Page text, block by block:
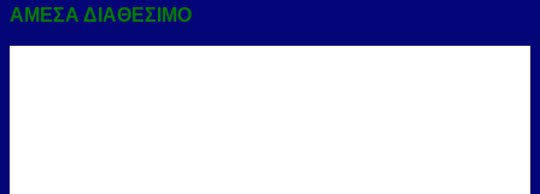
ΑΜΕΣΑ ΔΙΑΘΕΣΙΜΟ